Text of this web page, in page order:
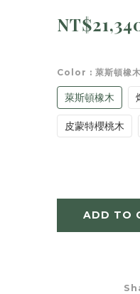
Color : 萊斯頓橡木
萊斯頓橡木
皮蒙特櫻桃木
ADD TO